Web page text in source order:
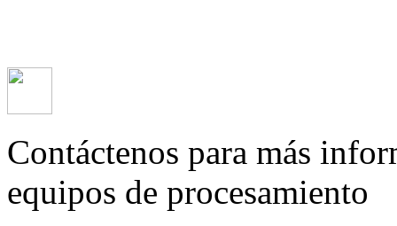
Contáctenos para más
equipos de procesamiento